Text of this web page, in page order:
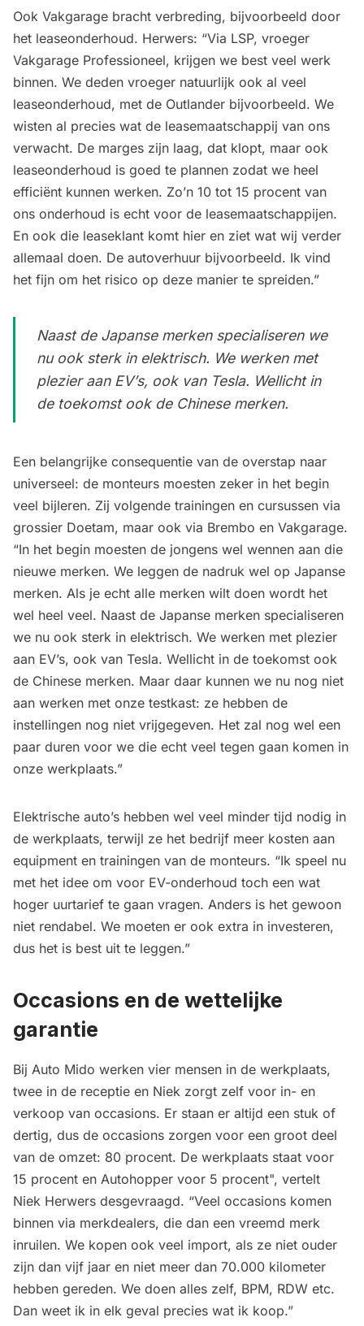
Ook Vakgarage bracht verbreding, bijvoorbeeld door
het leaseonderhoud. Herwers: “Via LSP, vroeger
Vakgarage Professioneel, krijgen we best veel werk
binnen. We deden vroeger natuurlijk ook al veel
leaseonderhoud, met de Outlander bijvoorbeeld. We
wisten al precies wat de leasemaatschappij van ons
verwacht. De marges zijn laag, dat klopt, maar ook
leaseonderhoud is goed te plannen zodat we heel
efficiënt kunnen werken. Zo’n 10 tot 15 procent van
ons onderhoud is echt voor de leasemaatschappijen.
En ook die leaseklant komt hier en ziet wat wij verder
allemaal doen. De autoverhuur bijvoorbeeld. Ik vind
het fijn om het risico op deze manier te spreiden.”
Naast de Japanse merken specialiseren we
nu ook sterk in elektrisch. We werken met
plezier aan EV’s, ook van Tesla. Wellicht in
de toekomst ook de Chinese merken.
Een belangrijke consequentie van de overstap naar
universeel: de monteurs moesten zeker in het begin
veel bijleren. Zij volgende trainingen en cursussen via
grossier Doetam, maar ook via Brembo en Vakgarage.
“In het begin moesten de jongens wel wennen aan die
nieuwe merken. We leggen de nadruk wel op Japanse
merken. Als je echt alle merken wilt doen wordt het
wel heel veel. Naast de Japanse merken specialiseren
we nu ook sterk in elektrisch. We werken met plezier
aan EV’s, ook van Tesla. Wellicht in de toekomst ook
de Chinese merken. Maar daar kunnen we nu nog niet
aan werken met onze testkast: ze hebben de
instellingen nog niet vrijgegeven. Het zal nog wel een
paar duren voor we die echt veel tegen gaan komen in
onze werkplaats.”
Elektrische auto’s hebben wel veel minder tijd nodig in
de werkplaats, terwijl ze het bedrijf meer kosten aan
equipment en trainingen van de monteurs. “Ik speel nu
met het idee om voor EV-onderhoud toch een wat
hoger uurtarief te gaan vragen. Anders is het gewoon
niet rendabel. We moeten er ook extra in investeren,
dus het is best uit te leggen.”
Occasions en de wettelijke
garantie
Bij Auto Mido werken vier mensen in de werkplaats,
twee in de receptie en Niek zorgt zelf voor in- en
verkoop van occasions. Er staan er altijd een stuk of
dertig, dus de occasions zorgen voor een groot deel
van de omzet: 80 procent. De werkplaats staat voor
15 procent en Autohopper voor 5 procent", vertelt
Niek Herwers desgevraagd. “Veel occasions komen
binnen via merkdealers, die dan een vreemd merk
inruilen. We kopen ook veel import, als ze niet ouder
zijn dan vijf jaar en niet meer dan 70.000 kilometer
hebben gereden. We doen alles zelf, BPM, RDW etc.
Dan weet ik in elk geval precies wat ik koop.”